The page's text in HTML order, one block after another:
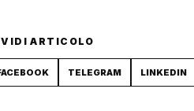
ARTICOLO
TELEGRAM LINKEDIN